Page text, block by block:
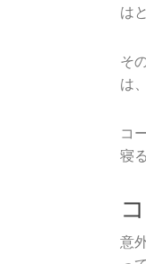
は
そ
は
コ
寝
意